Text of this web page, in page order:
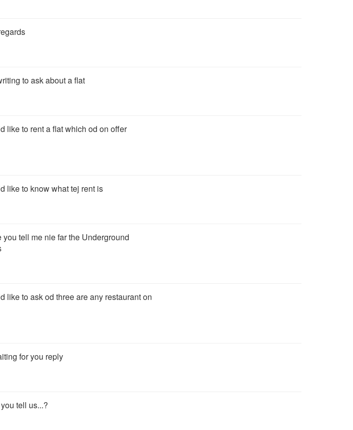
to ask about a flat
like to rent a flat which od on offer
like to know what tej rent is
you tell me nie far the Underground
like to ask od three are any restaurant on
for you reply
tell us...?